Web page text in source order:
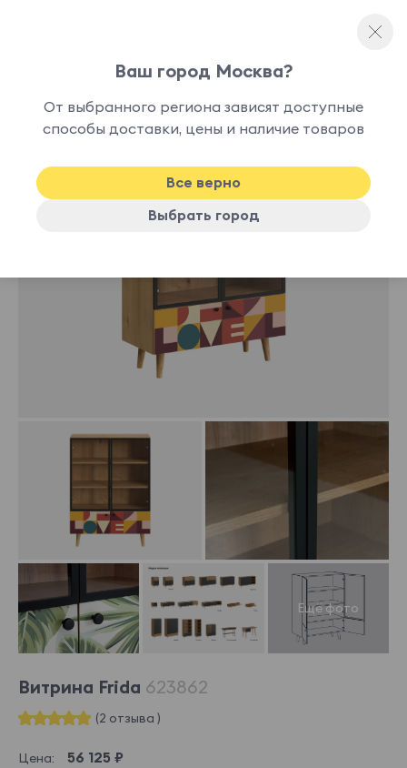
Витрина Frida 623862
(2 отзыва )
Цена: 56 125 ₽
Ваш город Москва?
От выбранного региона зависят доступные
способы доставки, цены и наличие товаров
Все верно
Выбрать город